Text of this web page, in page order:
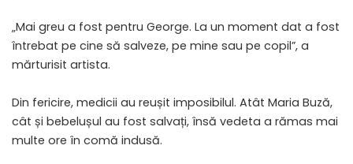
„Mai greu a fost pentru George. La un moment dat a fost
întrebat pe cine să salveze, pe mine sau pe copil”, a
mărturisit artista.
Din fericire, medicii au reușit imposibilul. Atât Maria Buză,
cât și bebelușul au fost salvați, însă vedeta a rămas mai
multe ore în comă indusă.